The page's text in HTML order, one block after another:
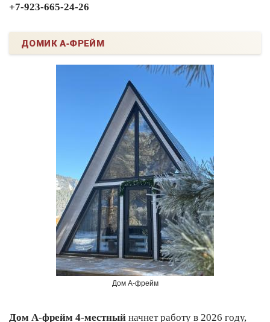
+7-923-665-24-26
ДОМИК А-ФРЕЙМ
Дом А-фрейм
Дом А-фрейм 4-местный начнет работу в 2026 году,